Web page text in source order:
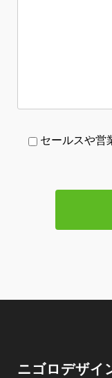
セールスや営
ニゴロデザイ